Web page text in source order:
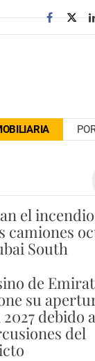
el
camiones
South
de
su
debido
del